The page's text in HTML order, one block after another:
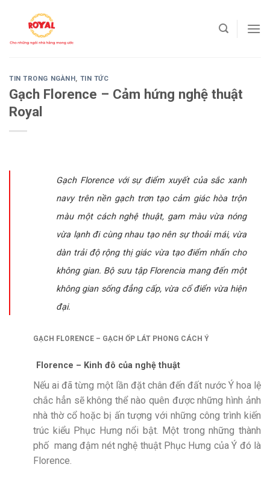
TIN TRONG NGÀNH, TIN TỨC
Gạch Florence – Cảm hứng nghệ thuật
Royal
Gạch Florence với sự điểm xuyết của sắc xanh
navy trên nền gạch trơn tạo cảm giác hòa trộn
màu một cách nghệ thuật, gam màu vừa nóng
vừa lạnh đi cùng nhau tạo nên sự thoải mái, vừa
dàn trải độ rộng thị giác vừa tạo điểm nhấn cho
không gian. Bộ sưu tập Florencia mang đến một
không gian sống đẳng cấp, vừa cổ điển vừa hiện
đại.
GẠCH FLORENCE – GẠCH ỐP LÁT PHONG CÁCH Ý
Florence – Kinh đô của nghệ thuật
Nếu ai đã từng một lần đặt chân đến đất nước Ý hoa lệ
chắc hẳn sẽ không thể nào quên được những hình ảnh
nhà thờ cổ hoặc bị ấn tượng với những công trình kiến
trúc kiểu Phục Hưng nổi bật. Một trong những thành
phố mang đậm nét nghệ thuật Phục Hưng của Ý đó là
Florence.